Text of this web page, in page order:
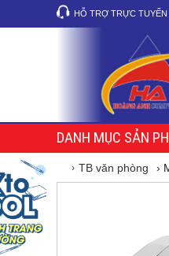
HỖ TRỢ TRỰC TUYẾN
DANH MỤC SẢN
› TB văn phòng ›